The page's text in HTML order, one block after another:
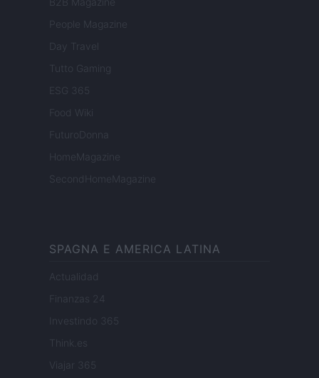
People Magazine
Day Travel
Tutto Gaming
ESG 365
Food Wiki
FuturoDonna
HomeMagazine
SecondHomeMagazine
SPAGNA E AMERICA LATINA
Actualidad
Finanzas 24
Investindo 365
Think.es
Viajar 365